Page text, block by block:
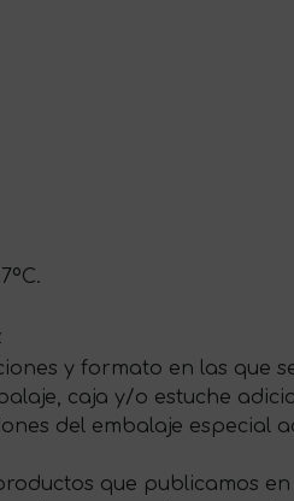
y formato en las que
caja y/o estuche
del embalaje
que publicamos